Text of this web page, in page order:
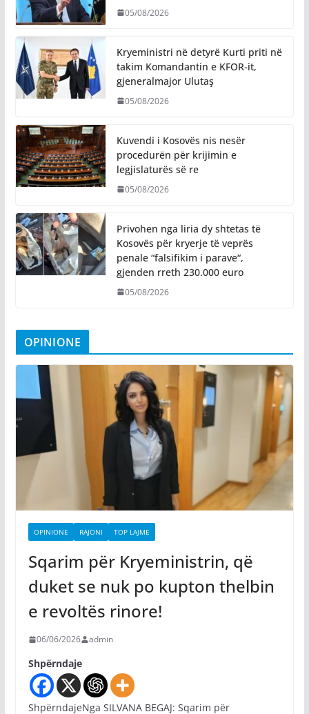
05/08/2026
Kryeministri në detyrë Kurti priti në
takim Komandantin e KFOR-it,
gjeneralmajor Ulutaş
05/08/2026
Kuvendi i Kosovës nis nesër
procedurën për krijimin e
legjislaturës së re
05/08/2026
Privohen nga liria dy shtetas të
Kosovës për kryerje të veprës
penale “falsifikim i parave“,
gjenden rreth 230.000 euro
05/08/2026
OPINIONE
OPINIONE RAJONI TOP LAJME
Sqarim për Kryeministrin, që
duket se nuk po kupton thelbin
e revoltës rinore!
06/06/2026 admin
Shpërndaje
ShpërndajeNga SILVANA BEGAJ: Sqarim për